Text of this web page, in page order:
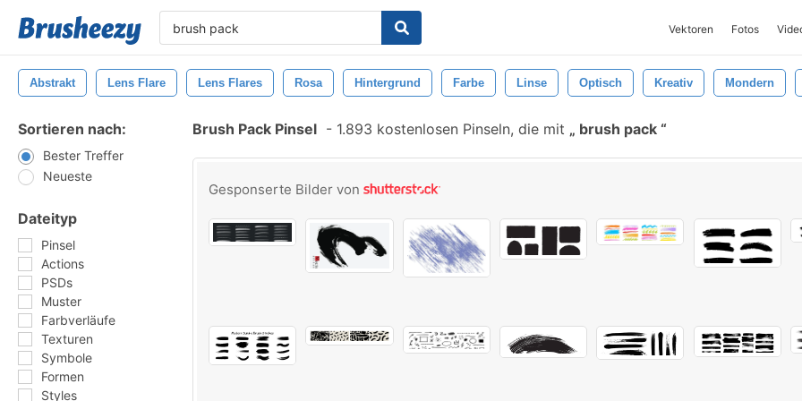
Vektoren Fotos
Abstrakt Lens Flare Lens Flares Rosa Hintergrund Farbe Linse Optisch Kreativ Mondern
Sortieren nach:
Bester Treffer
Neueste
Dateityp
Pinsel
Actions
PSDs
Muster
Farbverläufe
Texturen
Symbole
Formen
Styles
Brush Pack Pinsel - 1.893 kostenlosen Pinseln, die mit brush pack
Gesponserte Bilder von